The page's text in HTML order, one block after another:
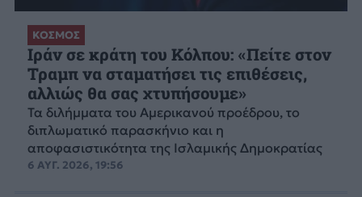
ΚΟΣΜΟΣ
Ιράν σε κράτη του Κόλπου: «Πείτε στον
Τραμπ να σταματήσει τις επιθέσεις,
αλλιώς θα σας χτυπήσουμε»
Τα διλήμματα του Αμερικανού προέδρου, το
διπλωματικό παρασκήνιο και η
αποφασιστικότητα της Ισλαμικής Δημοκρατίας
6 ΑΥΓ. 2026, 19:56